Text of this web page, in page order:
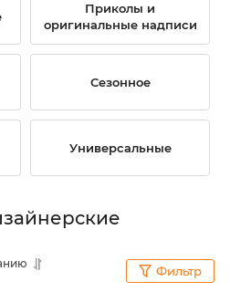
Приколы и
оригинальные надписи
Сезонное
Универсальные
Фильтр